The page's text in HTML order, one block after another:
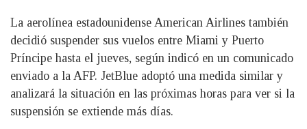
La aerolínea estadounidense American Airlines también
decidió suspender sus vuelos entre Miami y Puerto
Príncipe hasta el jueves, según indicó en un comunicado
enviado a la AFP. JetBlue adoptó una medida similar y
analizará la situación en las próximas horas para ver si la
suspensión se extiende más días.